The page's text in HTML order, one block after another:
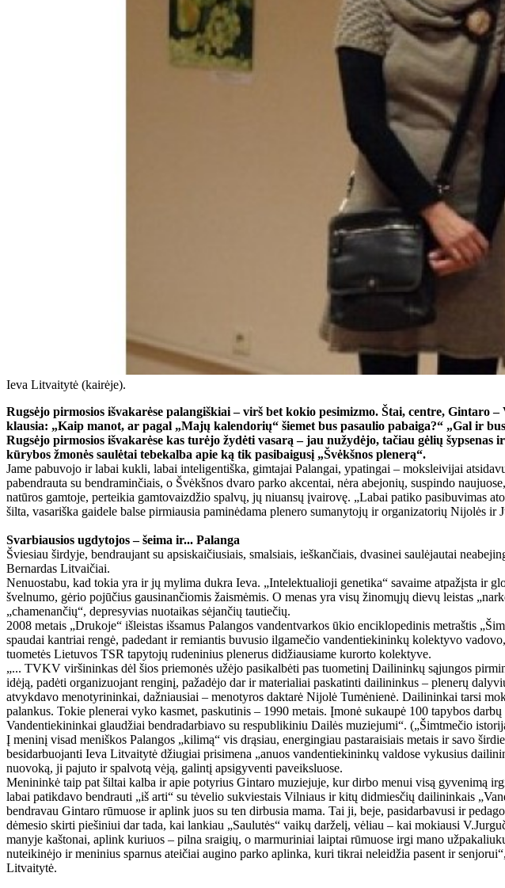
Ieva Litvaitytė (kairėje).
Rugsėjo pirmosios išvakarėse palangiškiai – virš bet kokio pesimizmo. Štai, centre,
klausia: „Kaip manot, ar pagal „Majų kalendorių“ šiemet bus pasaulio pabaiga?“ „Gal ir
Rugsėjo pirmosios išvakarėse kas turėjo žydėti vasarą – jau nužydėjo, tačiau gėlių
kūrybos žmonės saulėtai tebekalba apie ką tik pasibaigusį „Švėkšnos plenerą“.
Jame pabuvojo ir labai kukli, labai inteligentiška, gimtajai Palangai, ypatingai – moksleivijai
pabendrauta su bendraminčiais, o Švėkšnos dvaro parko akcentai, nėra abejonių, suspindo
natūros gamtoje, perteikia gamtovaizdžio spalvų, jų niuansų įvairovę. „Labai patiko pasibuvimas
šilta, vasariška gaidele balse pirmiausia paminėdama plenero sumanytojų ir organizatorių Nijolės ir
Svarbiausios ugdytojos – šeima ir... Palanga
Šviesiau širdyje, bendraujant su apsiskaičiusiais, smalsiais, ieškančiais, dvasinei saulėjautai
Bernardas Litvaičiai.
Nenuostabu, kad tokia yra ir jų mylima dukra Ieva. „Intelektualioji genetika“ savaime atpažįsta ir
švelnumo, gėrio pojūčius gausinančiomis žaismėmis. O menas yra visų žinomųjų dievų leistas
„chamenančių“, depresyvias nuotaikas sėjančių tautiečių.
2008 metais „Drukoje“ išleistas išsamus Palangos vandentvarkos ūkio enciklopedinis metraštis
spaudai kantriai rengė, padedant ir remiantis buvusio ilgamečio vandentiekininkų kolektyvo
tuometės Lietuvos TSR tapytojų rudeninius plenerus didžiausiame kurorto kolektyve.
„... TVKV viršininkas dėl šios priemonės užėjo pasikalbėti pas tuometinį Dailininkų sąjungos
idėją, padėti organizuojant renginį, pažadėjo dar ir materialiai paskatinti dailininkus – plenerų
atvykdavo menotyrininkai, dažniausiai – menotyros daktarė Nijolė Tumėnienė. Dailininkai tarsi
palankus. Tokie plenerai vyko kasmet, paskutinis – 1990 metais. Įmonė sukaupė 100 tapybos
Vandentiekininkai glaudžiai bendradarbiavo su respublikiniu Dailės muziejumi“. („Šimtmečio
Į meninį visad meniškos Palangos „kilimą“ vis drąsiau, energingiau pastaraisiais metais ir savo
besidarbuojanti Ieva Litvaitytė džiugiai prisimena „anuos vandentiekininkų valdose vykusius
nuovoką, ji pajuto ir spalvotą vėją, galintį apsigyventi paveiksluose.
Menininkė taip pat šiltai kalba ir apie potyrius Gintaro muziejuje, kur dirbo menui visą gyvenimą
labai patikdavo bendrauti „iš arti“ su tėvelio sukviestais Vilniaus ir kitų didmiesčių dailininkais
bendravau Gintaro rūmuose ir aplink juos su ten dirbusia mama. Tai ji, beje, pasidarbavusi ir
dėmesio skirti piešiniui dar tada, kai lankiau „Saulutės“ vaikų darželį, vėliau – kai mokiausi
manyje kaštonai, aplink kuriuos – pilna sraigių, o marmuriniai laiptai rūmuose irgi mano
nuteikinėjo ir meninius sparnus ateičiai augino parko aplinka, kuri tikrai neleidžia pasent ir
Litvaitytė.